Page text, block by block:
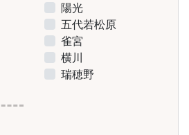
陽光
五代若松原
雀宮
横川
瑞穂野